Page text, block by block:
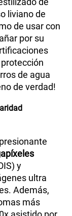
liviano de
de usar con
por su
de agua
de verdad!
y
ultra
Además,
más